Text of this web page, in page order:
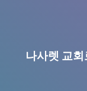
나사렛 교